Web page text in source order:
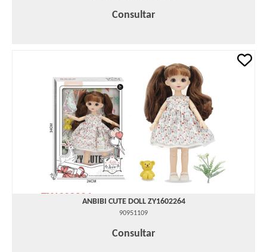
Consultar
ANBIBI CUTE DOLL ZY1602264
90951109
Consultar